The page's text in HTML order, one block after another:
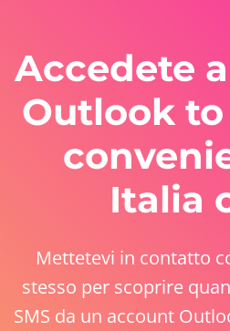
Accedete
Outlook to
Italia
Mettetevi in contatto
stesso per scoprire
SMS da un account